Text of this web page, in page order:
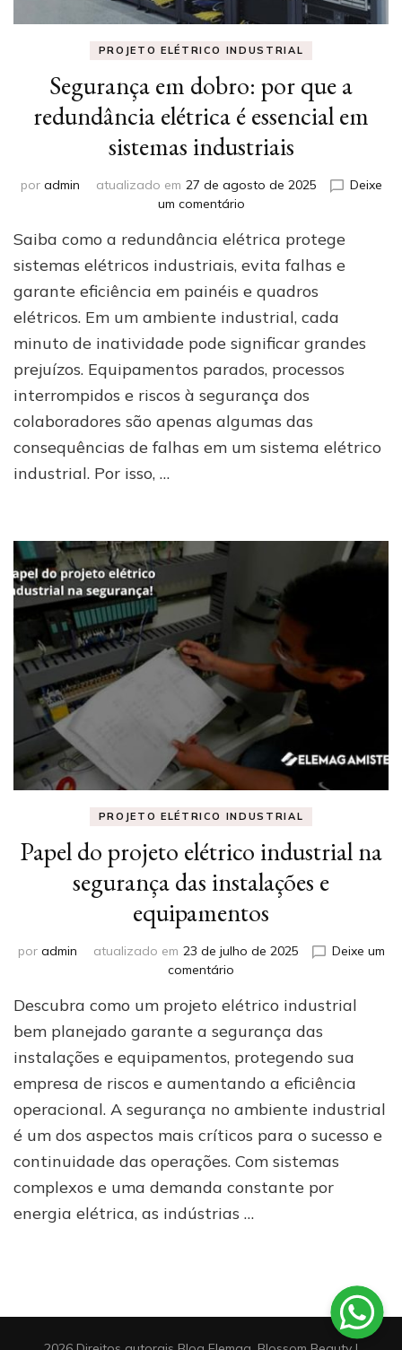
PROJETO ELÉTRICO INDUSTRIAL
Segurança em dobro: por que a
redundância elétrica é essencial em
sistemas industriais
por admin atualizado em 27 de agosto de 2025
Deixe
um comentárioem
em
dobro:
que
a
redundância
elétrica
é
essencial
sistemas
industriais
Saiba como a redundância elétrica protege
sistemas elétricos industriais, evita falhas e
garante eficiência em painéis e quadros
elétricos. Em um ambiente industrial, cada
minuto de inatividade pode significar grandes
prejuízos. Equipamentos parados, processos
interrompidos e riscos à segurança dos
colaboradores são apenas algumas das
consequências de falhas em um sistema elétrico
industrial. Por isso, …
PROJETO ELÉTRICO INDUSTRIAL
Papel do projeto elétrico industrial na
segurança das instalações e
equipamentos
por admin atualizado em 23 de julho de 2025
Deixe um
comentário
do
projeto
elétrico
industrial
na
segurança
das
instalações
e
Descubra como um projeto elétrico industrial
bem planejado garante a segurança das
instalações e equipamentos, protegendo sua
empresa de riscos e aumentando a eficiência
operacional. A segurança no ambiente industrial
é um dos aspectos mais críticos para o sucesso e
continuidade das operações. Com sistemas
complexos e uma demanda constante por
energia elétrica, as indústrias …